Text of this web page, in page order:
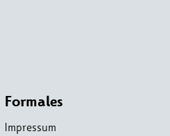
Formales
Impressum